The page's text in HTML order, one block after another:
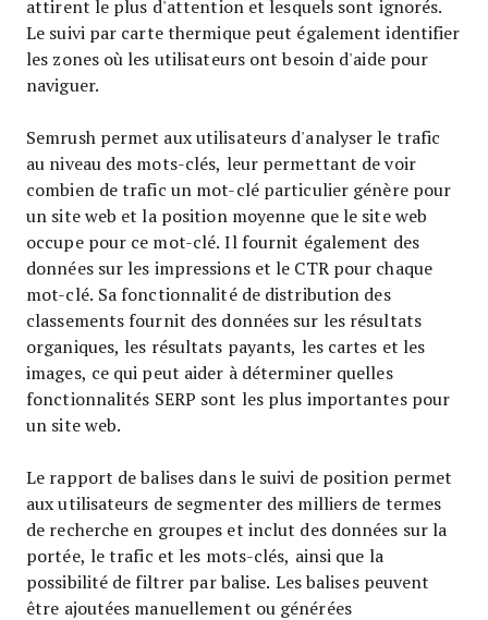
attirent le plus d'attention et lesquels sont ignorés.
Le suivi par carte thermique peut également identifier
les zones où les utilisateurs ont besoin d'aide pour
naviguer.
Semrush permet aux utilisateurs d'analyser le trafic
au niveau des mots-clés, leur permettant de voir
combien de trafic un mot-clé particulier génère pour
un site web et la position moyenne que le site web
occupe pour ce mot-clé. Il fournit également des
données sur les impressions et le CTR pour chaque
mot-clé. Sa fonctionnalité de distribution des
classements fournit des données sur les résultats
organiques, les résultats payants, les cartes et les
images, ce qui peut aider à déterminer quelles
fonctionnalités SERP sont les plus importantes pour
un site web.
Le rapport de balises dans le suivi de position permet
aux utilisateurs de segmenter des milliers de termes
de recherche en groupes et inclut des données sur la
portée, le trafic et les mots-clés, ainsi que la
possibilité de filtrer par balise. Les balises peuvent
être ajoutées manuellement ou générées